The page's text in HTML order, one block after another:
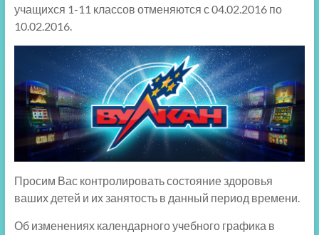
учащихся 1-11 классов отменяются с 04.02.2016 по
10.02.2016.
Просим Вас контролировать состояние здоровья
ваших детей и их занятость в данный период времени.
Об изменениях календарного учебного графика в